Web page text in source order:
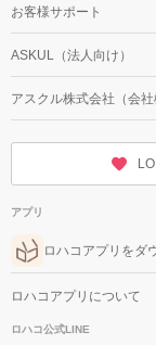
お客様サポート
ASKUL（法人向け）
アスクル株式会社（会社
アプリ
ロハコアプリをダ
ロハコアプリについて
ロハコ公式LINE